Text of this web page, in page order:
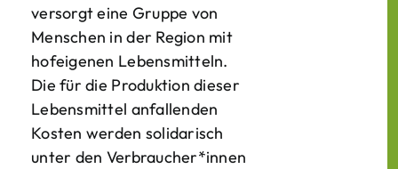
versorgt eine Gruppe von
Menschen in der Region mit
hof­eigenen Lebens­mitteln.
Die für die Produktion dieser
Lebens­mittel anfallenden
Kosten werden solidarisch
unter den Verbraucher*­innen